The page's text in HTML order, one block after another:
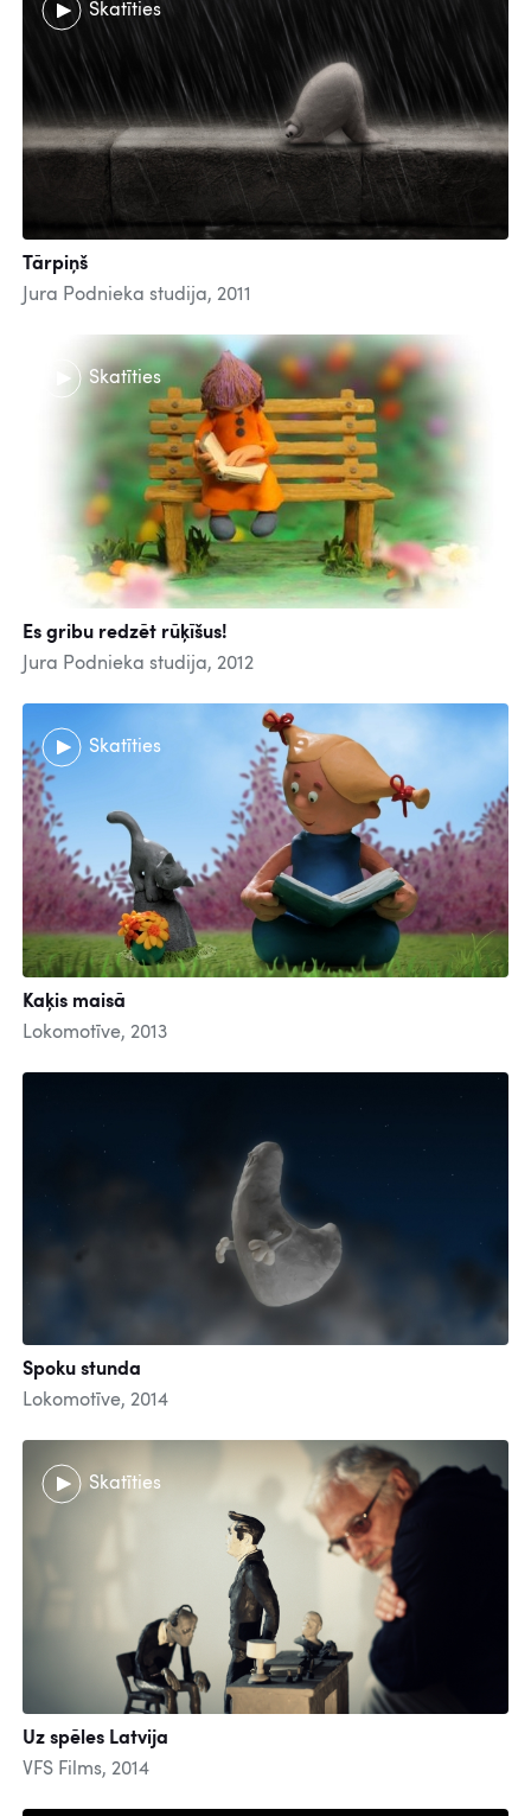
Skatīties
Tārpiņš
Jura Podnieka studija, 2011
Skatīties
Es gribu redzēt rūķīšus!
Jura Podnieka studija, 2012
Skatīties
Kaķis maisā
Lokomotīve, 2013
Spoku stunda
Lokomotīve, 2014
Skatīties
Uz spēles Latvija
VFS Films, 2014